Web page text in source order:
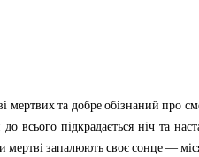
мертвих та добре обізнаний про
до всього підкрадається ніч та
мертві запалюють своє сонце —